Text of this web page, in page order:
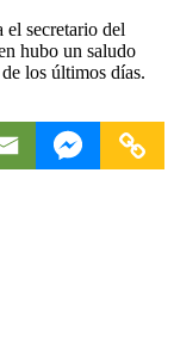
el secretario del
hubo un saludo
los últimos días.